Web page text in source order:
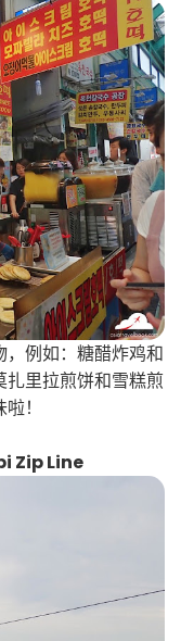
例如：糖醋炸鸡和
里拉煎饼和雪糕煎
！
Zip Line